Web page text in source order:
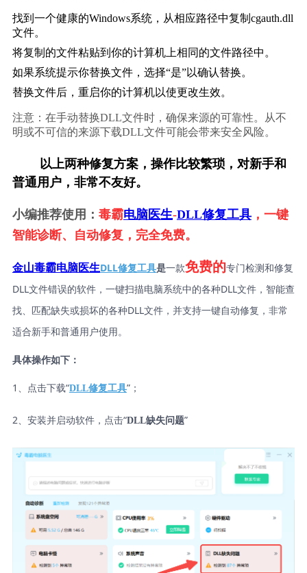
找到一个健康的Windows系统，从相应路径中复制cgauth.dll
文件。
将复制的文件粘贴到你的计算机上相同的文件路径中。
如果系统提示你替换文件，选择“是”以确认替换。
替换文件后，重启你的计算机以使更改生效。
注意：在手动替换DLL文件时，确保来源的可靠性。从不
明或不可信的来源下载DLL文件可能会带来安全风险。
以上两种修复方案，操作比较繁琐，对新手和
普通用户，非常不友好。
小编推荐使用： 毒霸电脑医生-DLL修复工具，一键
智能诊断、自动修复，完全免费。
金山毒霸电脑医生DLL修复工具是一款免费的专门检测和修复
DLL文件错误的软件，一键扫描电脑系统中的各种DLL文件，智能查
找、匹配缺失或损坏的各种DLL文件，并支持一键自动修复，非常
适合新手和普通用户使用。
具体操作如下：
1、点击下载“DLL修复工具”；
2、安装并启动软件，点击“DLL缺失问题”